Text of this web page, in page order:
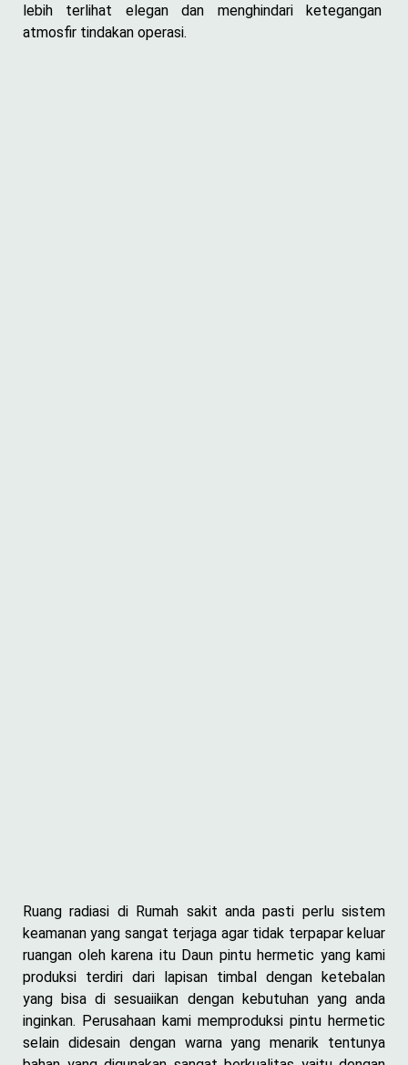
lebih terlihat elegan dan menghindari ketegangan
atmosfir tindakan operasi.
Ruang radiasi di Rumah sakit anda pasti perlu sistem
keamanan yang sangat terjaga agar tidak terpapar keluar
ruangan oleh karena itu Daun pintu hermetic yang kami
produksi terdiri dari lapisan timbal dengan ketebalan
yang bisa di sesuaiikan dengan kebutuhan yang anda
inginkan. Perusahaan kami memproduksi pintu hermetic
selain didesain dengan warna yang menarik tentunya